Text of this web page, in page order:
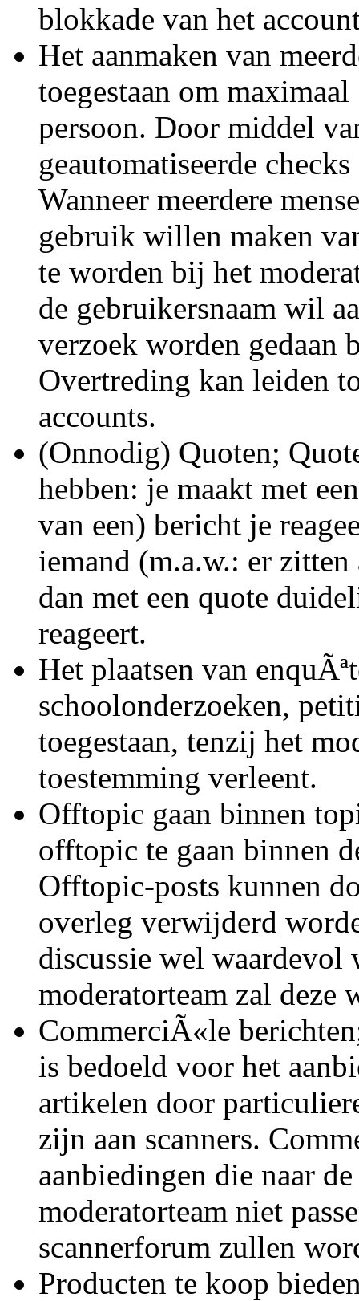
blokkade van het
Het aanmaken van
toegestaan om
persoon. Door middel
geautomatiseerde
Wanneer meerdere
gebruik willen maken
te worden bij het
de gebruikersnaam wil
verzoek worden gedaan
Overtreding kan leiden
accounts.
(Onnodig) Quoten;
hebben: je maakt met
van een) bericht je
iemand (m.a.w.: er zitten
dan met een quote
reageert.
Het plaatsen van
schoolonderzoeken,
toegestaan, tenzij het
toestemming verleent.
Offtopic gaan binnen
offtopic te gaan binnen
Offtopic-posts kunnen
overleg verwijderd
discussie wel waardevol
moderatorteam zal deze
CommerciÃ«le
is bedoeld voor het
artikelen door
zijn aan scanners.
aanbiedingen die naar
moderatorteam niet
scannerforum zullen
Producten te koop